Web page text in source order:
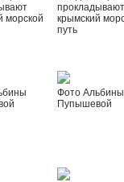
морской
крымский
путь
Фото Альбины
Пупышевой